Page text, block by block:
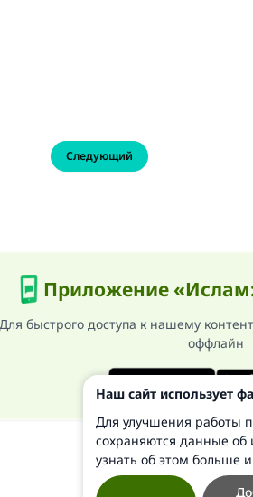
Следующий
Приложение
Для быстрого доступа к нашему
оффлайн
Наш сайт использует
Для улучшения работы
сохраняются данные
узнать об этом больше